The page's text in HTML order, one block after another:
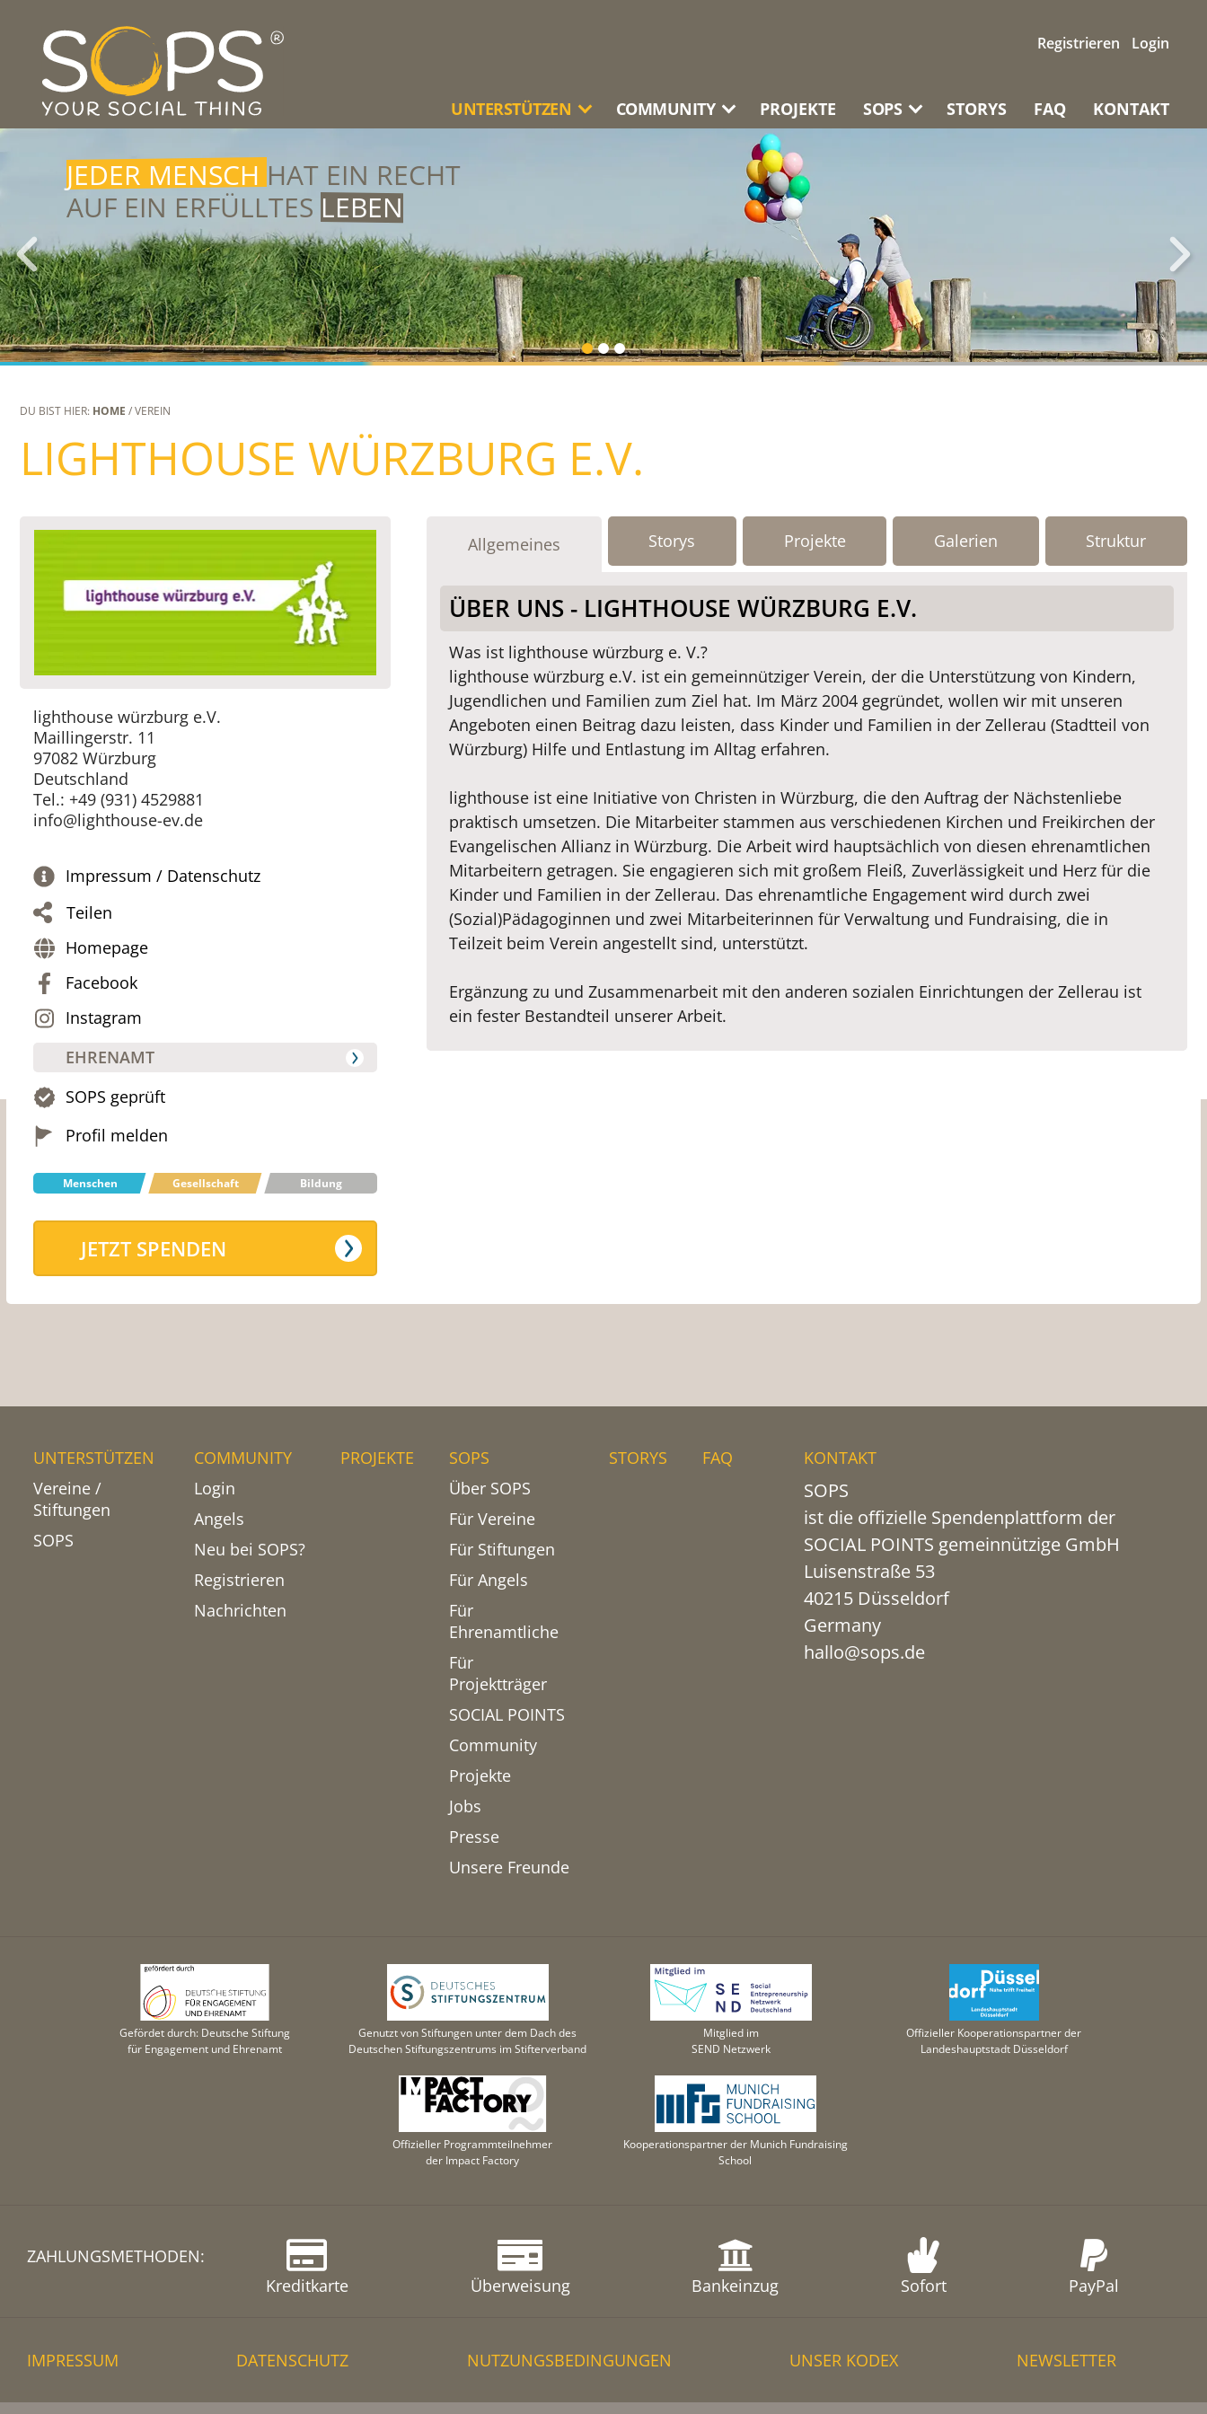
Registrieren Login
UNTERSTÜTZEN COMMUNITY PROJEKTE SOPS STORYS FAQ KONTAKT
JEDER MENSCH HAT EIN RECHT
AUF EIN ERFÜLLTES LEBEN
NIEMANDSOLLTE GESELLSCHAFTLICHE
AUSGRENZUNGERFAHREN
VERANTWORTUNG
NIEMANDEN
DU BIST HIER: HOME / VEREIN
LIGHTHOUSE WÜRZBURG E.V.
lighthouse würzburg e.V.
Maillingerstr. 11
97082 Würzburg
Deutschland
Tel.: +49 (931) 4529881
info@lighthouse-ev.de
Impressum / Datenschutz
Teilen
Homepage
Facebook
Instagram
EHRENAMT
SOPS geprüft
Profil melden
Menschen Gesellschaft Bildung
JETZT SPENDEN
Allgemeines Storys Projekte Galerien Struktur
ÜBER UNS - LIGHTHOUSE WÜRZBURG E.V.
Was ist lighthouse würzburg e. V.?
lighthouse würzburg e.V. ist ein gemeinnütziger Verein, der die Unterstützung von Kindern,
Jugendlichen und Familien zum Ziel hat. Im März 2004 gegründet, wollen wir mit unseren
Angeboten einen Beitrag dazu leisten, dass Kinder und Familien in der Zellerau (Stadtteil von
Würzburg) Hilfe und Entlastung im Alltag erfahren.
lighthouse ist eine Initiative von Christen in Würzburg, die den Auftrag der Nächstenliebe
praktisch umsetzen. Die Mitarbeiter stammen aus verschiedenen Kirchen und Freikirchen der
Evangelischen Allianz in Würzburg. Die Arbeit wird hauptsächlich von diesen ehrenamtlichen
Mitarbeitern getragen. Sie engagieren sich mit großem Fleiß, Zuverlässigkeit und Herz für die
Kinder und Familien in der Zellerau. Das ehrenamtliche Engagement wird durch zwei
(Sozial)Pädagoginnen und zwei Mitarbeiterinnen für Verwaltung und Fundraising, die in
Teilzeit beim Verein angestellt sind, unterstützt.
Ergänzung zu und Zusammenarbeit mit den anderen sozialen Einrichtungen der Zellerau ist
ein fester Bestandteil unserer Arbeit.
UNTERSTÜTZEN
Vereine /
Stiftungen
SOPS
COMMUNITY
Login
Angels
Neu bei SOPS?
Registrieren
Nachrichten
PROJEKTE
SOPS
Über SOPS
Für Vereine
Für Stiftungen
Für Angels
Für
Ehrenamtliche
Für
Projektträger
SOCIAL POINTS
Community
Projekte
Jobs
Presse
Unsere Freunde
STORYS FAQ KONTAKT
SOPS
ist die offizielle Spendenplattform der
SOCIAL POINTS gemeinnützige GmbH
Luisenstraße 53
40215 Düsseldorf
Germany
hallo@sops.de
Gefördet durch: Deutsche Stiftung
für Engagement und Ehrenamt
Genutzt von Stiftungen unter dem Dach des
Deutschen Stiftungszentrums im Stifterverband
Mitglied im
SEND Netzwerk
Offizieller Kooperationspartner der
Landeshauptstadt Düsseldorf
Offizieller Programmteilnehmer
der Impact Factory
Kooperationspartner der Munich Fundraising
School
ZAHLUNGSMETHODEN:
Kreditkarte
Überweisung Bankeinzug Sofort PayPal
IMPRESSUM DATENSCHUTZ NUTZUNGSBEDINGUNGEN UNSER KODEX NEWSLETTER